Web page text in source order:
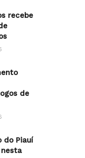
recebe
de
do Piauí